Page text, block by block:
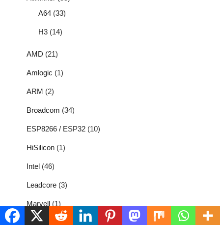
A64 (33)
H3 (14)
AMD (21)
Amlogic (1)
ARM (2)
Broadcom (34)
ESP8266 / ESP32 (10)
HiSilicon (1)
Intel (46)
Leadcore (3)
Marvell (1)
Mediatek (2)